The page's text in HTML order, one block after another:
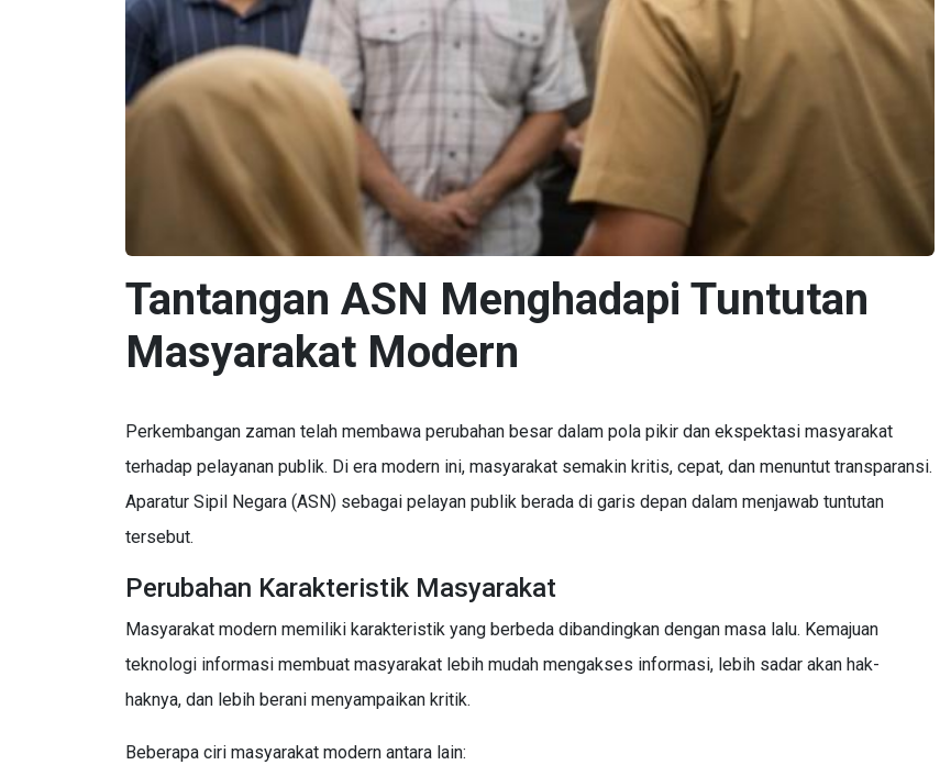
Tantangan ASN Menghadapi Tuntutan
Masyarakat Modern
Perkembangan zaman telah membawa perubahan besar dalam pola pikir dan ekspektasi masyarakat
terhadap pelayanan publik. Di era modern ini, masyarakat semakin kritis, cepat, dan menuntut transparansi.
Aparatur Sipil Negara (ASN) sebagai pelayan publik berada di garis depan dalam menjawab tuntutan
tersebut.
Perubahan Karakteristik Masyarakat
Masyarakat modern memiliki karakteristik yang berbeda dibandingkan dengan masa lalu. Kemajuan
teknologi informasi membuat masyarakat lebih mudah mengakses informasi, lebih sadar akan hak-
haknya, dan lebih berani menyampaikan kritik.
Beberapa ciri masyarakat modern antara lain: